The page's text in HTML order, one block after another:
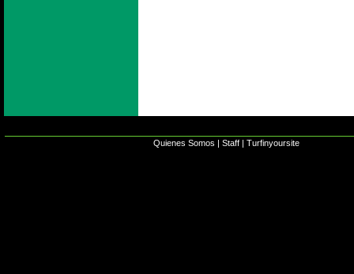
Quienes Somos | Staff | Turfinyoursite